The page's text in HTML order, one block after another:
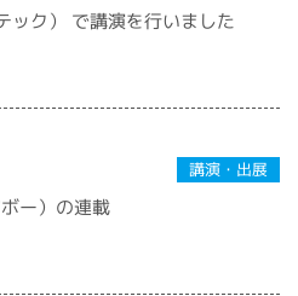
ック） で講演を行いました
講演・出展
ー）の連載